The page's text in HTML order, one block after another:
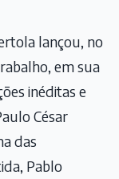
lançou, no
em sua
inéditas e
César
das
Pablo